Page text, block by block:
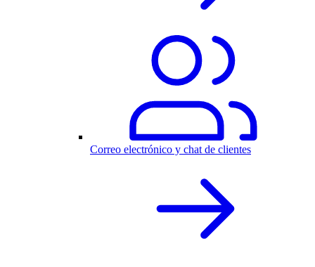
Correo electrónico y chat de clientes